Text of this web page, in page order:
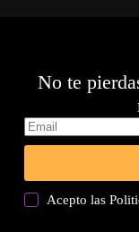
No te
Acepto las